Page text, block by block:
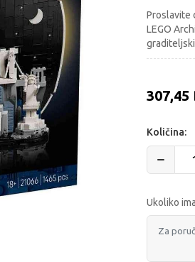
Proslavite
LEGO
307,45
Količina:
Ukoliko